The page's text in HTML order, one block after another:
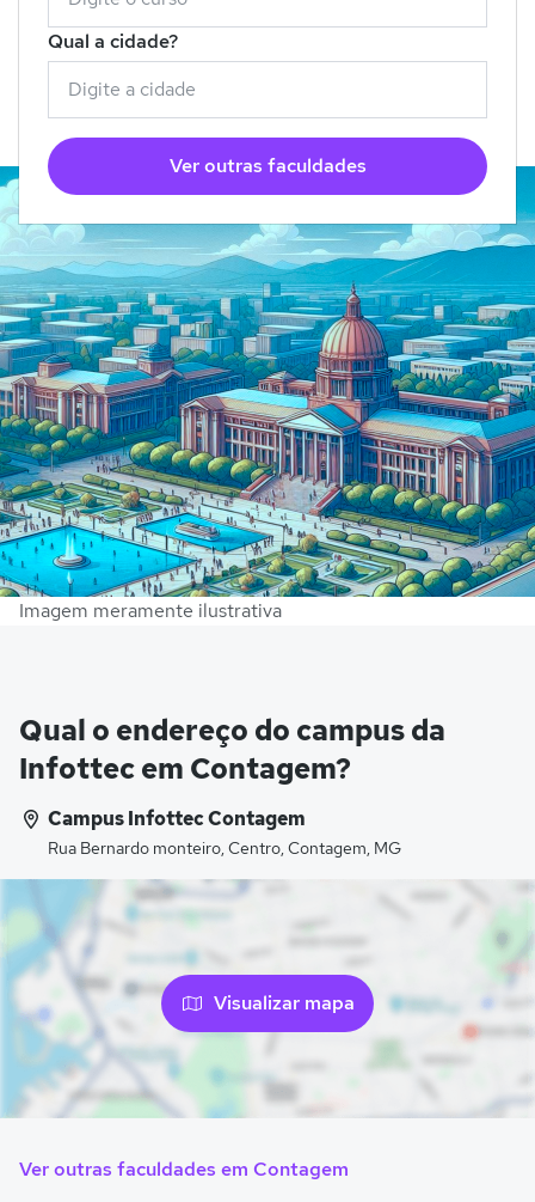
Qual a cidade?
Ver outras faculdades
Imagem meramente ilustrativa
Qual o endereço do campus da
Infottec em Contagem?
Campus Infottec Contagem
Rua Bernardo monteiro, Centro, Contagem, MG
Visualizar mapa
Ver outras faculdades em Contagem